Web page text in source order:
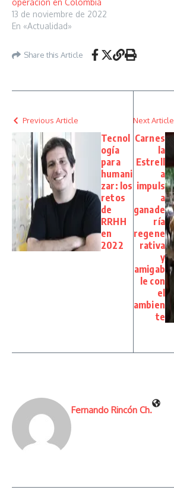
operación en Colombia
13 de noviembre de 2022
En «Actualidad»
Share this Article
Previous Article
Tecnol
ogía
para
humani
zar: los
retos
de
RRHH
en
2022
Next Article
Carnes
la
Estrell
a
impuls
a
ganade
ría
regene
rativa
y
amigab
le con
el
ambien
te
Fernando Rincón Ch.